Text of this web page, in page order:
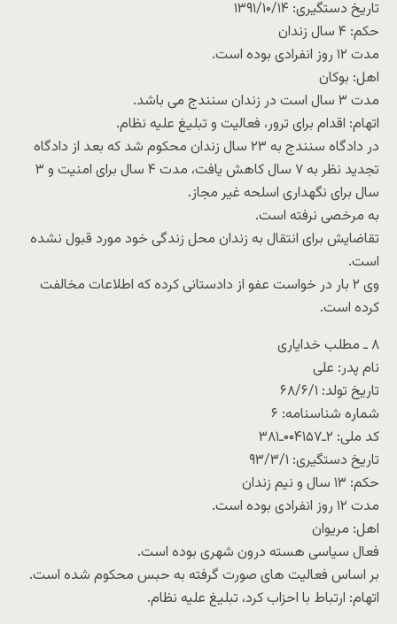
تاریخ دستگیری: ۱۳۹۱/۱۰/۱۴
حکم: ۴ سال زندان
مدت ۱۲ روز انفرادی بوده است.
اهل: بوکان
مدت ۳ سال است در زندان سنندج می باشد.
اتهام: اقدام برای ترور، فعالیت و تبلیغ علیه نظام.
در دادگاه سنندج به ۲۳ سال زندان محکوم شد که بعد از دادگاه
تجدید نظر به ۷ سال کاهش یافت، مدت ۴ سال برای امنیت و ۳
سال برای نگهداری اسلحه غیر مجاز.
به مرخصی نرفته است.
تقاضایش برای انتقال به زندان محل زندگی خود مورد قبول نشده
است.
وی ۲ بار در خواست عفو از دادستانی کرده که اطلاعات مخالفت
کرده است.
۸ ـ مطلب خدایاری
نام پدر: علی
تاریخ تولد: ۶۸/۶/۱
شماره شناسنامه: ۶
کد ملی: ۲ـ۰۰۴۱۵۷ـ۳۸۱
تاریخ دستگیری: ۹۳/۳/۱
حکم: ۱۳ سال و نیم زندان
مدت ۱۲ روز انفرادی بوده است.
اهل: مریوان
فعال سیاسی هسته درون شهری بوده است.
بر اساس فعالیت های صورت گرفته به حبس محکوم شده است.
اتهام: ارتباط با احزاب کرد، تبلیغ علیه نظام.